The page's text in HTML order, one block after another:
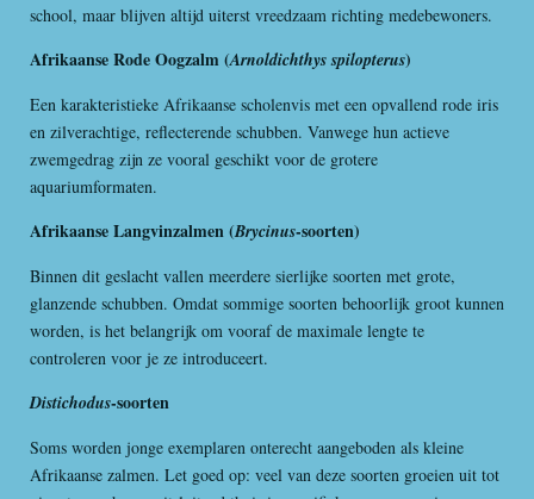
school, maar blijven altijd uiterst vreedzaam richting medebewoners.
Afrikaanse Rode Oogzalm (Arnoldichthys spilopterus)
Een karakteristieke Afrikaanse scholenvis met een opvallend rode iris
en zilverachtige, reflecterende schubben. Vanwege hun actieve
zwemgedrag zijn ze vooral geschikt voor de grotere
aquariumformaten.
Afrikaanse Langvinzalmen (Brycinus-soorten)
Binnen dit geslacht vallen meerdere sierlijke soorten met grote,
glanzende schubben. Omdat sommige soorten behoorlijk groot kunnen
worden, is het belangrijk om vooraf de maximale lengte te
controleren voor je ze introduceert.
Distichodus-soorten
Soms worden jonge exemplaren onterecht aangeboden als kleine
Afrikaanse zalmen. Let goed op: veel van deze soorten groeien uit tot